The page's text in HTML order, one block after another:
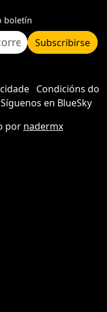
boletín
Subscribirse
Condicións do
Síguenos en BlueSky
por nadermx